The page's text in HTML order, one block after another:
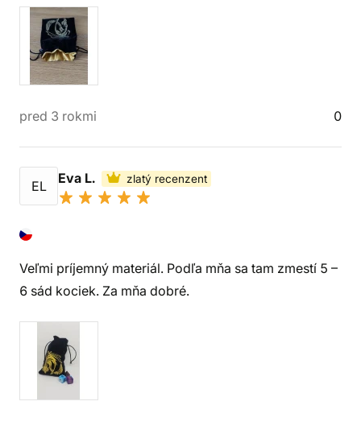
pred 3 rokmi 0
EL Eva L. zlatý recenzent
Veľmi príjemný materiál. Podľa mňa sa tam zmestí 5 –
6 sád kociek. Za mňa dobré.